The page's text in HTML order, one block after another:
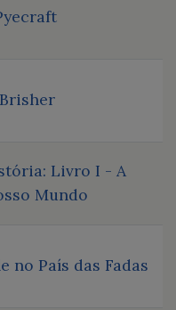
Livro I - A
Mundo
no País das Fadas